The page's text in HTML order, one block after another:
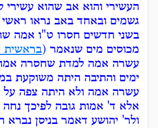
העשירי והוא אב שהוא עשירי
גשמים ובאחד באב נראו
בשני חדשים חסרו ט"ו אמה
מכוסים מים שנאמר (בראשית
עשרה אמה למדת שחסרה
ימים והתיבה היתה משוקעת
עשרה אמה ולא היתה צפה
אלא ד' אמות גובה לפיכך נחה
ולר' יהושע דאמר בניסן נברא